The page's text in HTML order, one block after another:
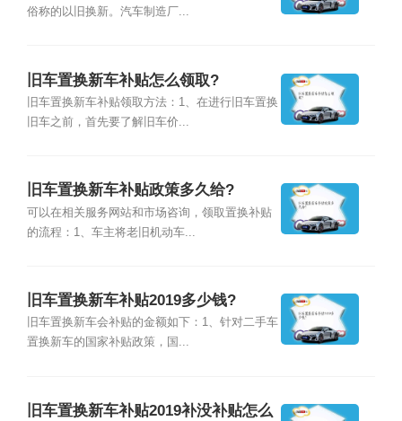
俗称的以旧换新。汽车制造厂...
旧车置换新车补贴怎么领取?
旧车置换新车补贴领取方法：1、在进行旧车置换
旧车之前，首先要了解旧车价...
旧车置换新车补贴政策多久给?
可以在相关服务网站和市场咨询，领取置换补贴
的流程：1、车主将老旧机动车...
旧车置换新车补贴2019多少钱?
旧车置换新车会补贴的金额如下：1、针对二手车
置换新车的国家补贴政策，国...
旧车置换新车补贴2019补没补贴怎么